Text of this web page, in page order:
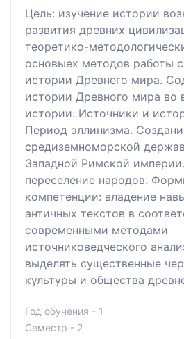
Цель: изучение истории
развития древних
теоретико-
основыех методов работы
истории Древнего мира.
истории Древного мира во
истории. Источники и
Период эллинизма.
средиземноморской
Западной Римской
переселение народов.
компетенции: владение
античных текстов в
современными методами
источниковедческого
выделять существенные
культуры и общества
Год обучения - 1
Семестр - 2